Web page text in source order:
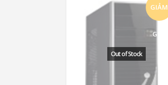
GIẢM
GIÁ!